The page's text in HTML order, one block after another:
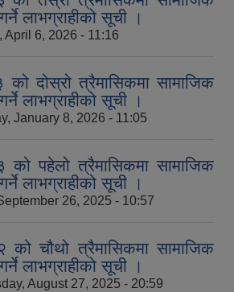
लाभग्राहीको सूची ।
April 6, 2026 - 11:16
दोस्रो त्रैमासिकमा सामाजिक
लाभग्राहीको सूची ।
January 8, 2026 - 11:05
पहेलो त्रैमासिकमा सामाजिक
लाभग्राहीको सूची ।
26, 2025 - 10:57
चौथो त्रैमासिकमा सामाजिक
लाभग्राहीको सूची ।
August 27, 2025 - 20:59